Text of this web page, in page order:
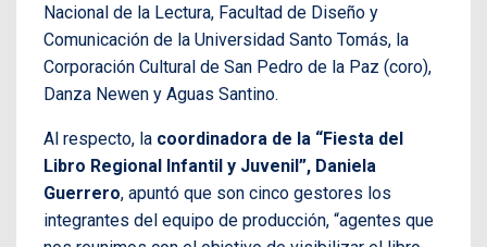
Nacional de la Lectura, Facultad de Diseño y
Comunicación de la Universidad Santo Tomás, la
Corporación Cultural de San Pedro de la Paz (coro),
Danza Newen y Aguas Santino.
Al respecto, la coordinadora de la “Fiesta del
Libro Regional Infantil y Juvenil”, Daniela
Guerrero, apuntó que son cinco gestores los
integrantes del equipo de producción, “agentes que